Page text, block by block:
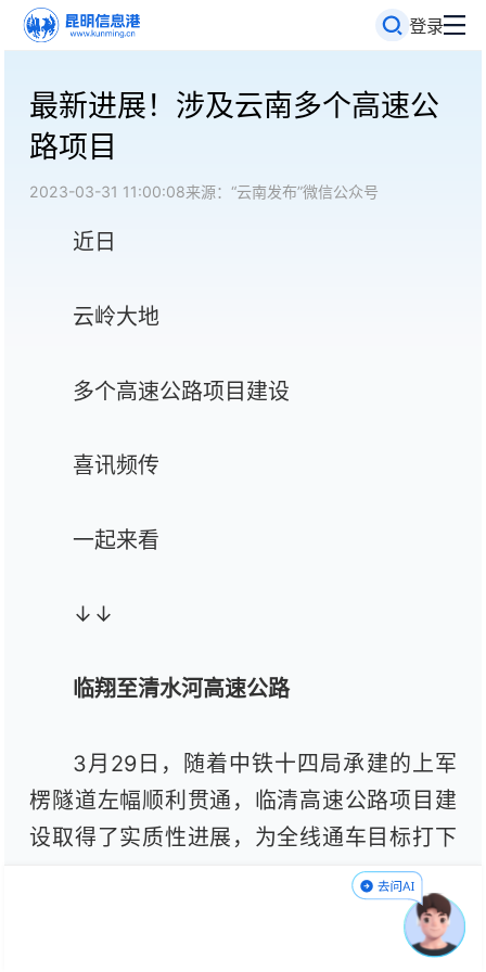
登录
最新进展！涉及云南多个高速公
路项目
2023-03-31 11:00:08来源：“云南发布”微信公众号
近日
云岭大地
多个高速公路项目建设
喜讯频传
一起来看
↓↓
临翔至清水河高速公路
3月29日，随着中铁十四局承建的上军
楞隧道左幅顺利贯通，临清高速公路项目建
设取得了实质性进展，为全线通车目标打下
了坚实基础。上军楞隧道全长2.5千米，位于
耿马傣族佤族自治县境内，是全线重点性控